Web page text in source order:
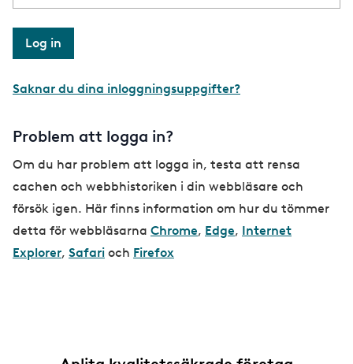
Saknar du dina inloggningsuppgifter?
Problem att logga in?
Om du har problem att logga in, testa att rensa
cachen och webbhistoriken i din webbläsare och
försök igen. Här finns information om hur du tömmer
detta för webbläsarna Chrome, Edge, Internet
Explorer, Safari och Firefox